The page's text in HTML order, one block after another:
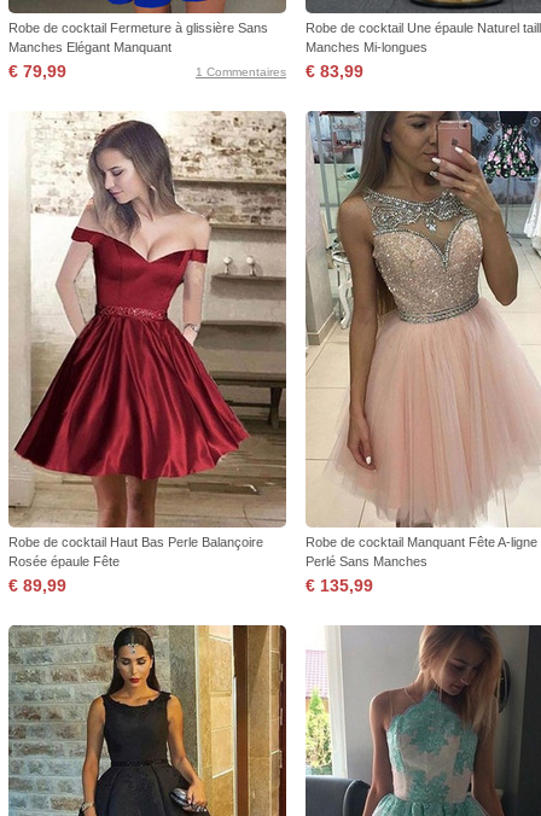
Robe de cocktail Fermeture à glissière Sans
Manches Elégant Manquant
€ 79,99 1 Commentaires
Robe de cocktail Une épaule Naturel
Manches Mi-longues
€ 83,99
Robe de cocktail Haut Bas Perle Balançoire
Rosée épaule Fête
€ 89,99
Robe de cocktail Manquant Fête A-
Perlé Sans Manches
€ 135,99